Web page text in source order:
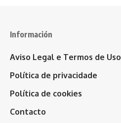
Información
Aviso Legal e Termos de Uso
Política de privacidade
Política de cookies
Contacto